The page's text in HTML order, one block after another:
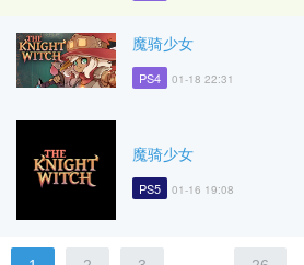
魔骑少女
PS4 01-18 22:31
魔骑少女
PS5 01-16 19:08